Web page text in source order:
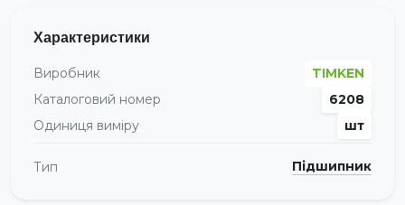
Характеристики
Виробник
TIMKEN
Каталоговий номер
6208
Одиниця виміру
шт
Тип Підшипник